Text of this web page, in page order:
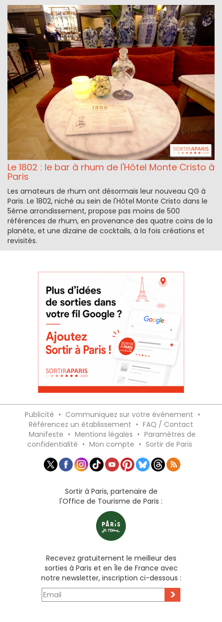
Le 1802 : le bar à rhum de l'Hôtel Monte Cristo à
Paris
Les amateurs de rhum ont désormais leur nouveau QG à
Paris. Le 1802, niché au sein de l'Hôtel Monte Cristo dans le
5ème arrondissement, propose pas moins de 500
références de rhum, en provenance des quatre coins de la
planète, et une dizaine de cocktails, à la fois créations et
revisités.
Publicité • Communiquez sur votre événement •
Référencez un établissement • FAQ / Contact
Manifeste • Mentions légales • Paramètres de
confidentialité • Mon compte • Sortir de Paris
Sortir à Paris, partenaire de
l'Office de Tourisme de Paris :
Recevez gratuitement le meilleur des
sorties à Paris et en Île de France avec
notre newsletter, inscription ci-dessous :
>